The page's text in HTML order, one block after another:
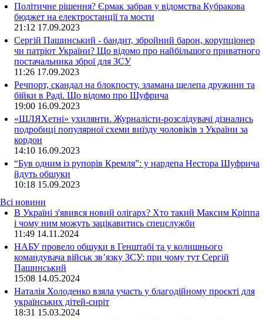
Політичне рішення? Єрмак забрав у відомства Кубракова
бюджет на електростанції та мости
21:12 17.09.2023
Сергій Пашинський - бандит, збройний барон, корупціонер
чи патріот України? Що відомо про найбільшого приватного
постачальника зброї для ЗСУ
11:26 17.09.2023
Речпорт, скандал на блокпосту, зламана щелепа дружини та
бійки в Раді. Що відомо про Шуфрича
19:00 16.09.2023
«ШЛЯХетні» ухилянти. Журналісти-розслідувачі дізнались
подробиці популярної схеми виїзду чоловіків з України за
кордон
14:10 16.09.2023
“Був одним із рупорів Кремля”: у нардепа Нестора Шуфрича
йдуть обшуки
10:18 15.09.2023
Всі новини
В Україні з'явився новий олігарх? Хто такий Максим Кріппа
і чому ним можуть зацікавитись спецслужби
11:49 14.11.2024
НАБУ провело обшуки в Генштабі та у колишнього
командувача військ зв’язку ЗСУ: при чому тут Сергій
Пашинський
15:08 14.05.2024
Наталія Холоденко взяла участь у благодійному проєкті для
українських дітей-сиріт
18:31 15.03.2024